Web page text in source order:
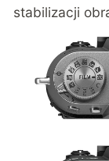
stabilizacji